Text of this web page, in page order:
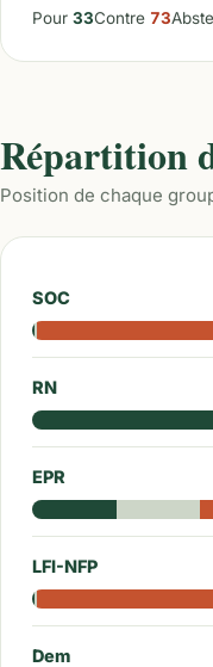
Pour 33Contre 73
Répartition
Position de chaque
SOC
RN
EPR
LFI-NFP
Dem